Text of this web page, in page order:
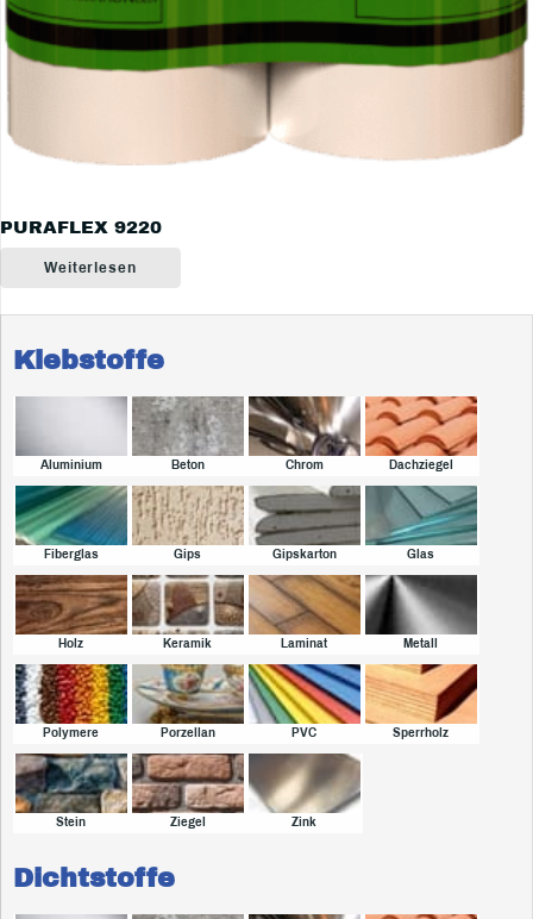
PURAFLEX 9220
Weiterlesen
Klebstoffe
Aluminium Beton Chrom Dachziegel
Fiberglas Gips Gipskarton Glas
Holz Keramik Laminat Metall
Polymere Porzellan PVC Sperrholz
Stein Ziegel Zink
Dichtstoffe